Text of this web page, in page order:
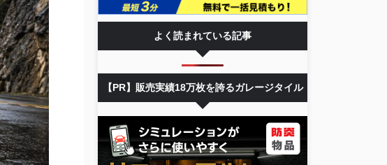
よく読まれている記事
【PR】販売実績18万枚を誇るガレージタイル